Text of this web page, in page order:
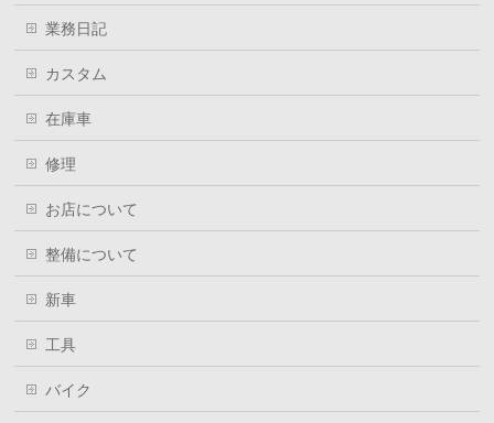
業務日記
カスタム
在庫車
修理
お店について
整備について
新車
工具
バイク